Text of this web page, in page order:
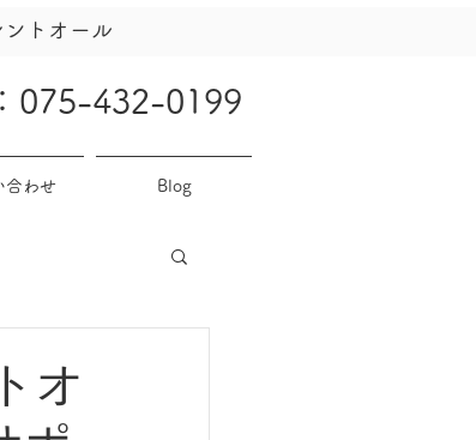
トオール
075-432-0199
合わせ Blog
オ